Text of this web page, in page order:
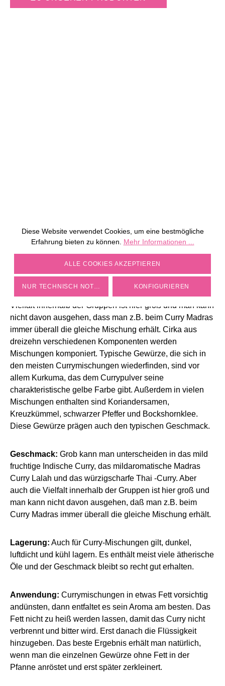
CURRYPULVER UND SEINE
Vielfalt innerhalb der Gruppen ist hier groß und man kann
nicht davon ausgehen, dass man z.B. beim Curry Madras
immer überall die gleiche Mischung erhält. Cirka aus
dreizehn verschiedenen Komponenten werden
Mischungen komponiert. Typische Gewürze, die sich in
den meisten Currymischungen wiederfinden, sind vor
allem Kurkuma, das dem Currypulver seine
charakteristische gelbe Farbe gibt. Außerdem in vielen
Mischungen enthalten sind Koriandersamen,
Kreuzkümmel, schwarzer Pfeffer und Bockshornklee.
Diese Gewürze prägen auch den typischen Geschmack.
Geschmack: Grob kann man unterscheiden in das mild
fruchtige Indische Curry, das mildaromatische Madras
Curry Lalah und das würzigscharfe Thai -Curry. Aber
auch die Vielfalt innerhalb der Gruppen ist hier groß und
man kann nicht davon ausgehen, daß man z.B. beim
Curry Madras immer überall die gleiche Mischung erhält.
Lagerung: Auch für Curry-Mischungen gilt, dunkel,
luftdicht und kühl lagern. Es enthält meist viele ätherische
Öle und der Geschmack bleibt so recht gut erhalten.
Anwendung: Currymischungen in etwas Fett vorsichtig
andünsten, dann entfaltet es sein Aroma am besten. Das
Fett nicht zu heiß werden lassen, damit das Curry nicht
verbrennt und bitter wird. Erst danach die Flüssigkeit
hinzugeben. Das beste Ergebnis erhält man natürlich,
wenn man die einzelnen Gewürze ohne Fett in der
Pfanne anröstet und erst später zerkleinert.
Diese Website verwendet Cookies, um eine bestmögliche
Erfahrung bieten zu können. Mehr Informationen ...
COOKIE-EINSTELLUNGEN
ALLE COOKIES AKZEPTIEREN
NUR TECHNISCH NOTWENDIGE KONFIGURIEREN